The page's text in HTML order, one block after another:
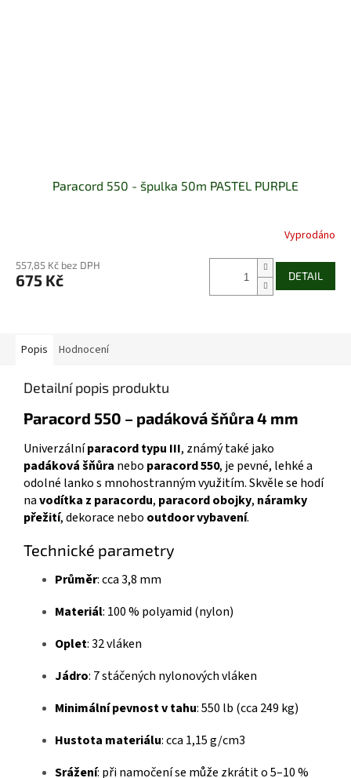
Paracord 550 - špulka 50m PASTEL PURPLE
Vyprodáno
557,85 Kč bez DPH
675 Kč DETAIL
Popis Hodnocení
Detailní popis produktu
Paracord 550 – padáková šňůra 4 mm
Univerzálníparacord typu III, známý také jako
padáková šňůra nebo paracord 550, je pevné, lehké a
odolné lanko s mnohostranným využitím. Skvěle se hodí
navodítka z paracordu, paracord obojky, náramky
přežití, dekorace nebo outdoor vybavení.
Technické parametry
Průměr: cca 3,8 mm
Materiál: 100 % polyamid (nylon)
Oplet: 32 vláken
Jádro: 7 stáčených nylonových vláken
Minimální pevnost v tahu: 550 lb (cca 249 kg)
Hustota materiálu: cca 1,15 g/cm3
Srážení: při namočení se může zkrátit o 5–10 %